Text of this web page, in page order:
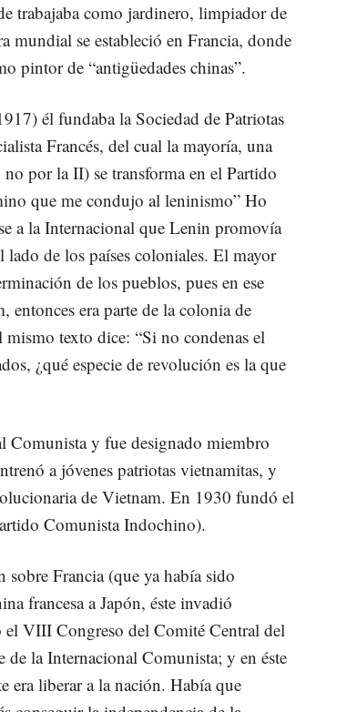
trabajaba como jardinero, limpiador de
mundial se estableció en Francia, donde
pintor de “antigüedades chinas”.
él fundaba la Sociedad de Patriotas
Francés, del cual la mayoría, una
por la II) se transforma en el Partido
que me condujo al leninismo” Ho
a la Internacional que Lenin promovía
de los países coloniales. El mayor
de los pueblos, pues en ese
era parte de la colonia de
texto dice: “Si no condenas el
¿qué especie de revolución es la que
Comunista y fue designado miembro
a jóvenes patriotas vietnamitas, y
de Vietnam. En 1930 fundó el
Comunista Indochino).
Francia (que ya había sido
francesa a Japón, éste invadió
VIII Congreso del Comité Central del
la Internacional Comunista; y en éste
era liberar a la nación. Había que